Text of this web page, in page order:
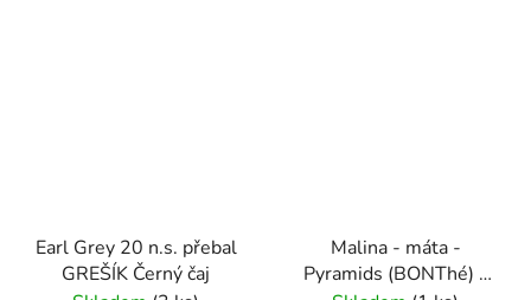
Earl Grey 20 n.s. přebal
GREŠÍK Černý čaj
Malina - máta -
Pyramids (BONThé) -